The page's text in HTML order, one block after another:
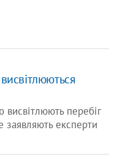
висвітлюють перебіг
заявляють експерти